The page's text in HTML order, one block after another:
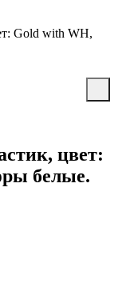
Gold with WH,
цвет:
белые.